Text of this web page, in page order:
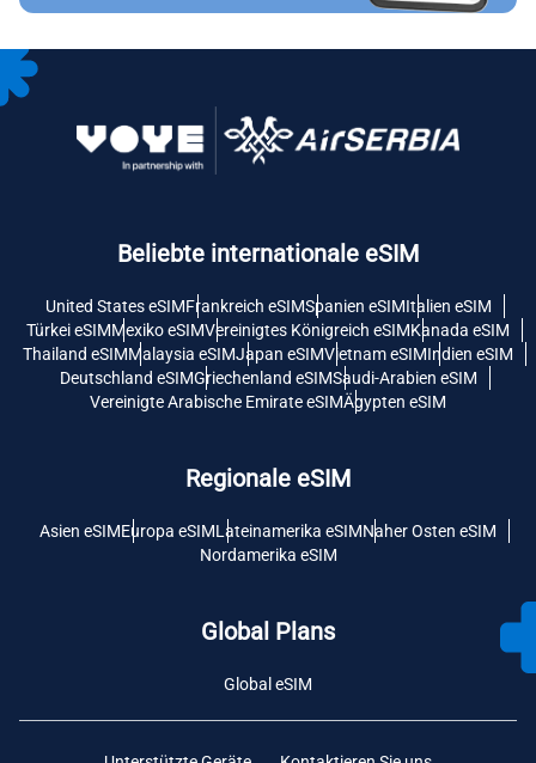
Beliebte internationale eSIM
United States eSIMFrankreich eSIMSpanien eSIMItalien eSIM
Türkei eSIMMexiko eSIMVereinigtes Königreich eSIMKanada eSIM
Thailand eSIMMalaysia eSIMJapan eSIMVietnam eSIMIndien eSIM
Deutschland eSIMGriechenland eSIMSaudi-Arabien eSIM
Vereinigte Arabische Emirate eSIMÄgypten eSIM
Regionale eSIM
Asien eSIMEuropa eSIMLateinamerika eSIMNaher Osten eSIM
Nordamerika eSIM
Global Plans
Global eSIM